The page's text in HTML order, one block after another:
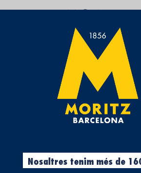
UN ESPAI QUE T’APROPA LA
ÀPATS
El Nadal
en
festes
I, com no
Nosaltres tenim més de